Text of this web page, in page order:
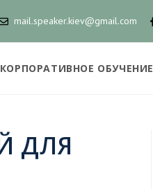
mail.speaker.kiev@gmail.com
КОРПОРАТИВНОЕ ОБУЧЕНИЕ
ДЛЯ